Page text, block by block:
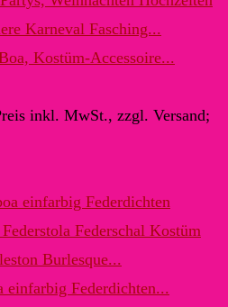
Kostüm-Accessoire...
inkl. MwSt., zzgl. Versand;
einfarbig Federdichten...